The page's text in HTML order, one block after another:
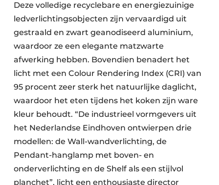
Deze volledige recyclebare en energiezuinige
ledverlichtingsobjecten zijn vervaardigd uit
gestraald en zwart geanodiseerd aluminium,
waardoor ze een elegante matzwarte
afwerking hebben. Bovendien benadert het
licht met een Colour Rendering Index (CRI) van
95 procent zeer sterk het natuurlijke daglicht,
waardoor het eten tijdens het koken zijn ware
kleur behoudt. “De industrieel vormgevers uit
het Nederlandse Eindhoven ontwierpen drie
modellen: de Wall-wandverlichting, de
Pendant-hanglamp met boven- en
onderverlichting en de Shelf als een stijlvol
planchet”, licht een enthousiaste director